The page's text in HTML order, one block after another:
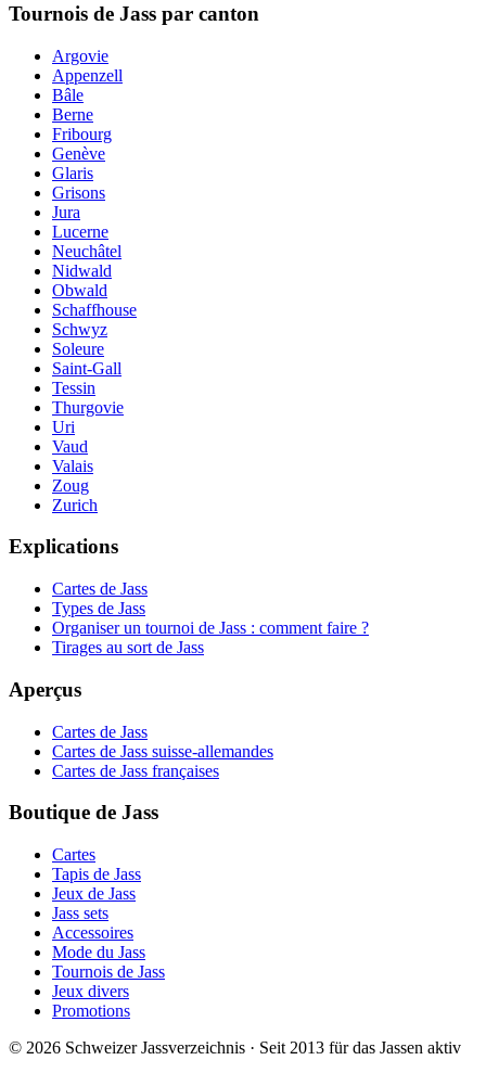
Tournois de Jass par canton
Argovie
Appenzell
Bâle
Berne
Fribourg
Genève
Glaris
Grisons
Jura
Lucerne
Neuchâtel
Nidwald
Obwald
Schaffhouse
Schwyz
Soleure
Saint-Gall
Tessin
Thurgovie
Uri
Vaud
Valais
Zoug
Zurich
Explications
Cartes de Jass
Types de Jass
Organiser un tournoi de Jass : comment faire ?
Tirages au sort de Jass
Aperçus
Cartes de Jass
Cartes de Jass suisse-allemandes
Cartes de Jass françaises
Boutique de Jass
Cartes
Tapis de Jass
Jeux de Jass
Jass sets
Accessoires
Mode du Jass
Tournois de Jass
Jeux divers
Promotions
© 2026 Schweizer Jassverzeichnis · Seit 2013 für das Jassen aktiv